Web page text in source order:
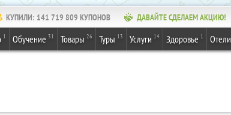
КУПИЛИ: 141 719 809 КУПОНОВ ДАВАЙТЕ СДЕЛАЕМ АКЦИЮ!
1 Обучение 31 Товары 26 Туры 13 Услуги 14 Здоровье 1 Отели